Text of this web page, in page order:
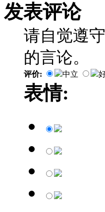
发表评论
请自觉遵
的言论。
评价: 中立
表情: